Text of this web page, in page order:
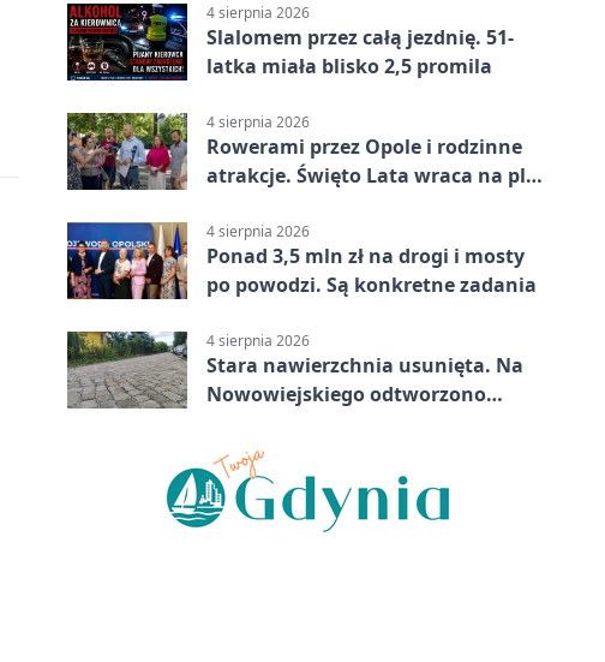
4 sierpnia 2026
Slalomem przez całą jezdnię. 51-
latka miała blisko 2,5 promila
4 sierpnia 2026
Rowerami przez Opole i rodzinne
atrakcje. Święto Lata wraca na plac
4 sierpnia 2026
Ponad 3,5 mln zł na drogi i mosty
po powodzi. Są konkretne zadania
4 sierpnia 2026
Stara nawierzchnia usunięta. Na
Nowowiejskiego odtworzono